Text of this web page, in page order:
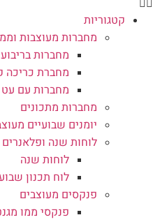
קטגוריות
מחברות מעוצבות
מחברות
מחברת
מחברות עם עט
מחברות מתכונים
יומנים שבועיים
לוחות שנה ופלאנרים
לוחות שנה
לוח תכנון
פנקסים מעוצבים
פנקסי ממו